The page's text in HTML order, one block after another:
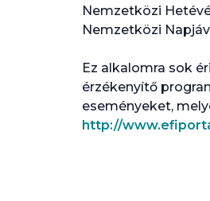
Nemzetközi
Nemzetközi
Ez alkalomra sok
érzékenyítő
eseményeket,
http://